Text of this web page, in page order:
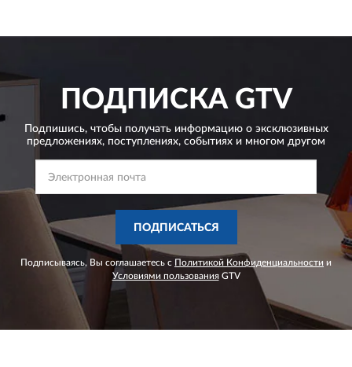
ПОДПИСКАGTV
Подпишись, чтобы получать информацию о эксклюзивных
предложениях, поступлениях, событиях и многом другом
ПОДПИСАТЬСЯ
Подписываясь, Вы соглашаетесь с Политикой Конфиденциальности и
Условиями пользованияGTV